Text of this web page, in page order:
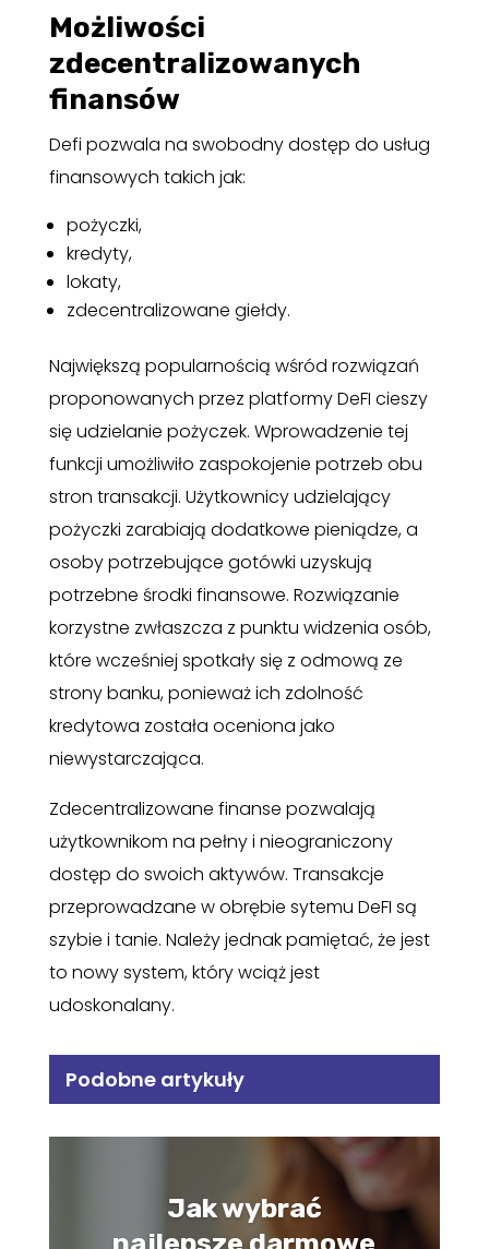
Możliwości
zdecentralizowanych
finansów
Defi pozwala na swobodny dostęp do usług
finansowych takich jak:
pożyczki,
kredyty,
lokaty,
zdecentralizowane giełdy.
Największą popularnością wśród rozwiązań
proponowanych przez platformy DeFI cieszy
się udzielanie pożyczek. Wprowadzenie tej
funkcji umożliwiło zaspokojenie potrzeb obu
stron transakcji. Użytkownicy udzielający
pożyczki zarabiają dodatkowe pieniądze, a
osoby potrzebujące gotówki uzyskują
potrzebne środki finansowe. Rozwiązanie
korzystne zwłaszcza z punktu widzenia osób,
które wcześniej spotkały się z odmową ze
strony banku, ponieważ ich zdolność
kredytowa została oceniona jako
niewystarczająca.
Zdecentralizowane finanse pozwalają
użytkownikom na pełny i nieograniczony
dostęp do swoich aktywów. Transakcje
przeprowadzane w obrębie sytemu DeFI są
szybie i tanie. Należy jednak pamiętać, że jest
to nowy system, który wciąż jest
udoskonalany.
Podobne artykuły
Jak wybrać